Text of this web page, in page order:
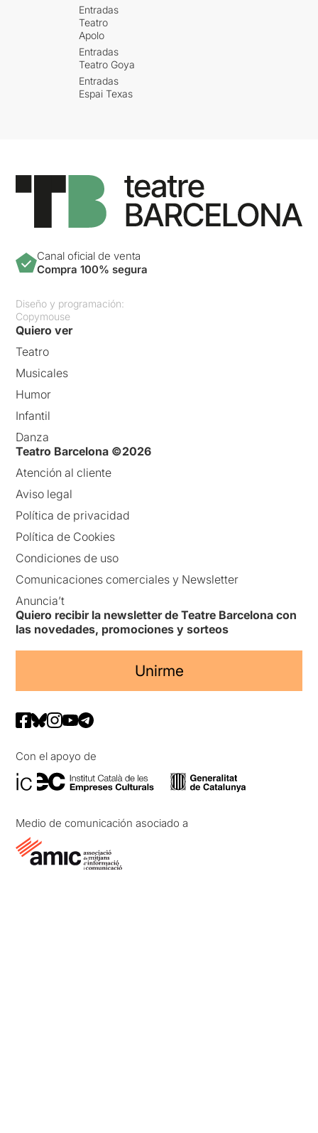
Entradas
Teatro
Apolo
Entradas
Teatro Goya
Entradas
Espai Texas
Canal oficial de venta
Compra 100% segura
Diseño y programación:
Copymouse
Quiero ver
Teatro
Musicales
Humor
Infantil
Danza
Teatro Barcelona ©2026
Atención al cliente
Aviso legal
Política de privacidad
Política de Cookies
Condiciones de uso
Comunicaciones comerciales y Newsletter
Anuncia’t
Quiero recibir la newsletter de Teatre Barcelona con
las novedades, promociones y sorteos
Unirme
Con el apoyo de
Medio de comunicación asociado a